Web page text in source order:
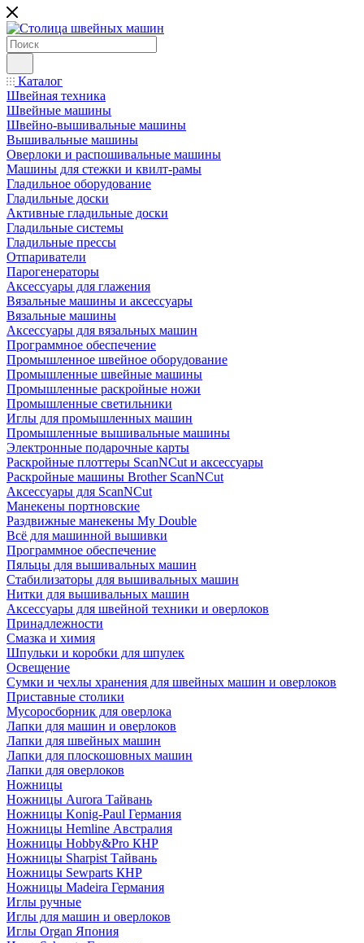
Каталог
Швейная техника
Швейные машины
Швейно-вышивальные машины
Вышивальные машины
Оверлоки и распошивальные машины
Машины для стежки и квилт-рамы
Гладильное оборудование
Гладильные доски
Активные гладильные доски
Гладильные системы
Гладильные прессы
Отпариватели
Парогенераторы
Аксессуары для глажения
Вязальные машины и аксессуары
Вязальные машины
Аксессуары для вязальных машин
Программное обеспечение
Промышленное швейное оборудование
Промышленные швейные машины
Промышленные раскройные ножи
Промышленные светильники
Иглы для промышленных машин
Промышленные вышивальные машины
Электронные подарочные карты
Раскройные плоттеры ScanNCut и аксессуары
Раскройные машины Brother ScanNCut
Аксессуары для ScanNCut
Манекены портновские
Раздвижные манекены My Double
Всё для машинной вышивки
Программное обеспечение
Пяльцы для вышивальных машин
Стабилизаторы для вышивальных машин
Нитки для вышивальных машин
Аксессуары для швейной техники и оверлоков
Принадлежности
Смазка и химия
Шпульки и коробки для шпулек
Освещение
Сумки и чехлы хранения для швейных машин и оверлоков
Приставные столики
Мусоросборник для оверлока
Лапки для машин и оверлоков
Лапки для швейных машин
Лапки для плоскошовных машин
Лапки для оверлоков
Ножницы
Ножницы Aurora Тайвань
Ножницы Konig-Paul Германия
Ножницы Hemline Австралия
Ножницы Hobby&Pro КНР
Ножницы Sharpist Тайвань
Ножницы Sewparts КНР
Ножницы Madeira Германия
Иглы ручные
Иглы для машин и оверлоков
Иглы Organ Япония